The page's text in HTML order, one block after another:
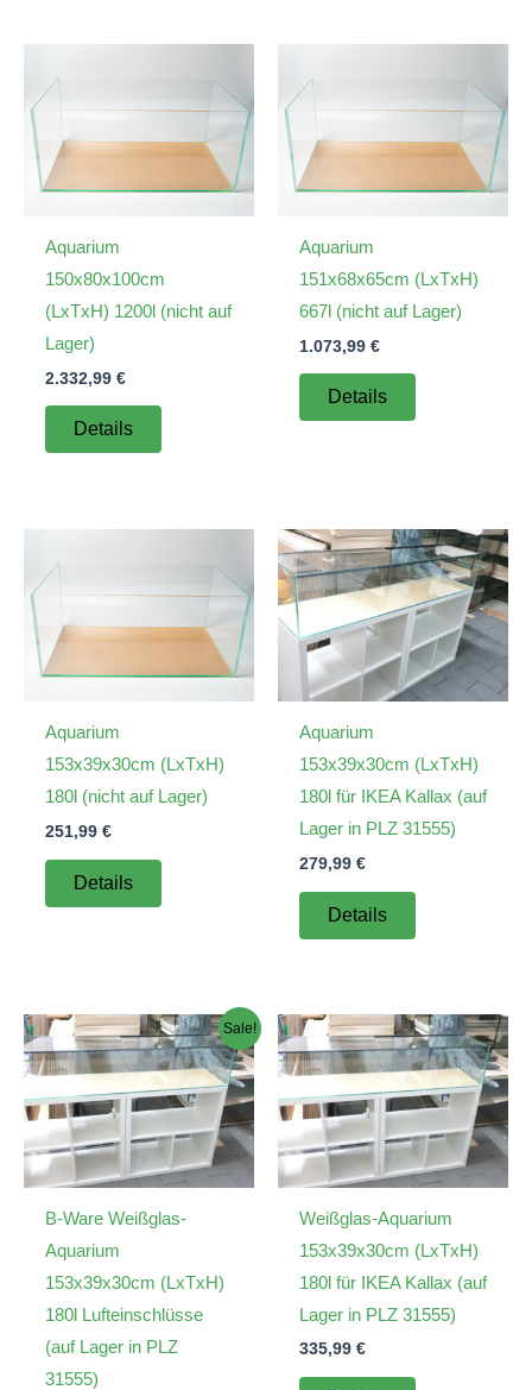
Aquarium
150x80x100cm
(LxTxH) 1200l (nicht auf
Lager)
2.332,99 €
Details
Aquarium
151x68x65cm (LxTxH)
667l (nicht auf Lager)
1.073,99 €
Details
Aquarium
153x39x30cm (LxTxH)
180l (nicht auf Lager)
251,99 €
Details
Aquarium
153x39x30cm (LxTxH)
180l für IKEA Kallax (auf
Lager in PLZ 31555)
279,99 €
Details
Sale!
B-Ware Weißglas-
Aquarium
153x39x30cm (LxTxH)
180l Lufteinschlüsse
(auf Lager in PLZ
31555)
Weißglas-Aquarium
153x39x30cm (LxTxH)
180l für IKEA Kallax (auf
Lager in PLZ 31555)
335,99 €